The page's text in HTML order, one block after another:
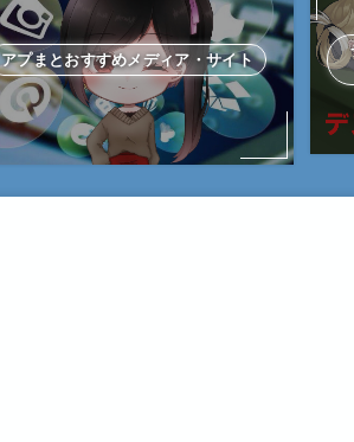
アプまとおすすめメディア・サイト